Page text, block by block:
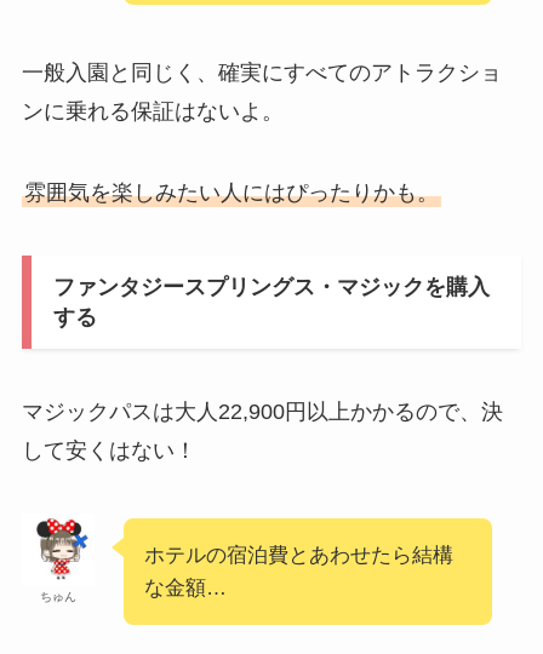
一般入園と同じく、確実にすべてのアトラクショ
ンに乗れる保証はないよ。
雰囲気を楽しみたい人にはぴったりかも。
ファンタジースプリングス・マジックを購入
する
マジックパスは大人22,900円以上かかるので、決
して安くはない！
ちゅん
ホテルの宿泊費とあわせたら結構
な金額…